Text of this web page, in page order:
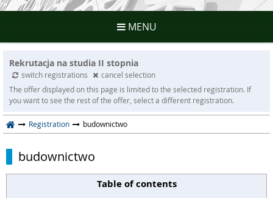
MENU
Rekrutacja na studia II stopnia
switch registrations
cancel selection
The offer displayed on this page is limited to the selected registration. If
you want to see the rest of the offer, select a different registration.
Registration budownictwo
budownictwo
Table of contents